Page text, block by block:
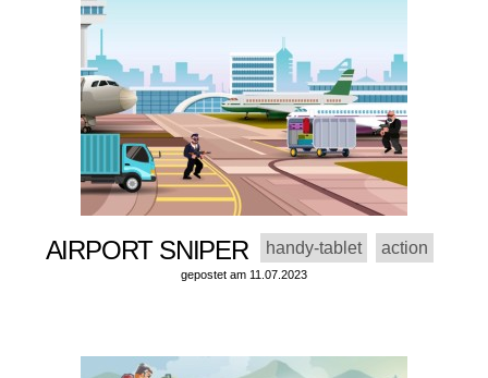
AIRPORT SNIPER handy-tablet action
gepostet am 11.07.2023